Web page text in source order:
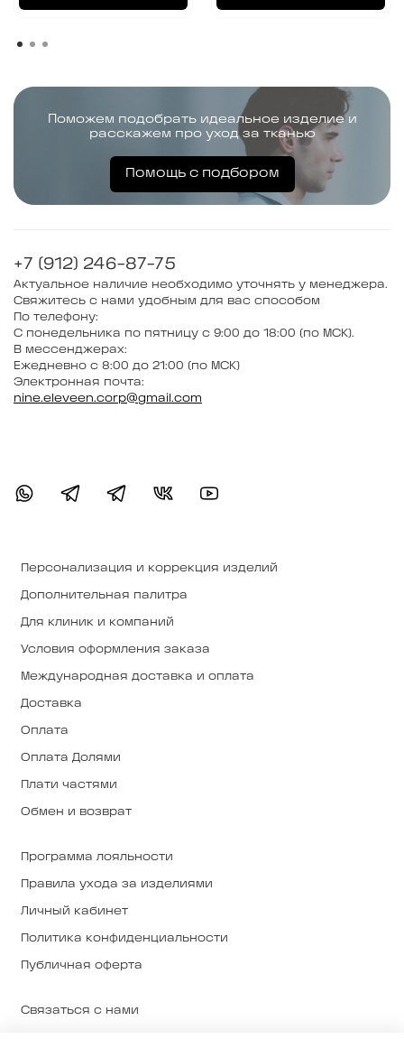
Поможем подобрать идеальное изделие и
расскажем про уход за тканью
Помощь с подбором
Персонализация и коррекция изделий
Дополнительная палитра
Для клиник и компаний
Условия оформления заказа
Международная доставка и оплата
Доставка
Оплата
Оплата Долями
Плати частями
Обмен и возврат
Программа лояльности
Правила ухода за изделиями
Личный кабинет
Политика конфиденциальности
Публичная оферта
Связаться с нами
+7 (912) 246-87-75
Актуальное наличие необходимо уточнять у менеджера.
Свяжитесь с нами удобным для вас способом
По телефону:
С понедельника по пятницу с 9:00 до 18:00 (по МСК).
В мессенджерах:
Ежедневно с 8:00 до 21:00 (по МСК)
Электронная почта:
nine.eleveen.corp@gmail.com